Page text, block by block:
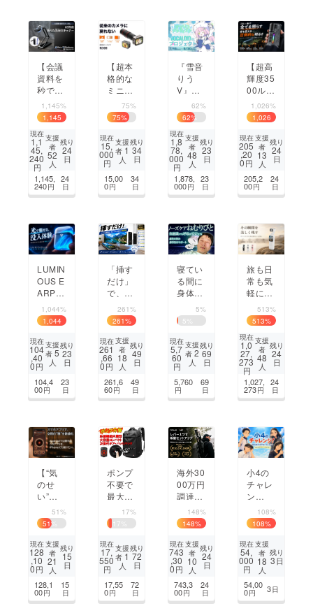
【会議
資料を
秒で
データ
化！】
A3対応
折りた
たみス
キャ
ナー
1,145%
1,145
%
現在
1,1
45,
240
円
支援
者
52
人
残り
24
日
1,145,
240円
24
日
【超本
格的な
ミニカ
メラ】
望遠
ズーム
レンズ
付属で
本格的
と撮影
距離を
75%
75%
現在
15,
000
円
支援
者1
人
残り
34
日
15,00
0円
34
日
『雪音
りう
V』ボ
カロ化
プロ
ジェク
ト
62%
62%
現在
1,8
78,
000
円
支援
者
48
人
残り
23
日
1,878,
000円
23
日
【超高
輝度35
00ルー
メン】
照射範
囲を自
由に調
整！圧
倒的に
LED懐
中電灯
1,026%
1,026
%
現在
205
,20
0円
支援
者
13
人
残り
24
日
205,2
00円
24
日
LUMIN
OUS E
ARPO
DS光
で魅せ
るイヤ
ホン、
新しい
音楽体
なたに!
1,044%
1,044
%
現在
104
,40
0円
支援
者5
人
残り
23
日
104,4
00円
23
日
「挿す
だけ」
で、テ
レビに
即投
影。 設
定・ア
プリ不
要。ま
世代ミ
ラーリ
261%
261%
現在
261
,66
0円
支援
者
18
人
残り
49
日
261,6
60円
49
日
寝てい
る間に
身体に
悪影響
を及ぼ
す「い
びき」
への対
策のご
ノーズ
ケアね
5%
5
現在
5,7
60
円
支援
者2
人
残り
69
日
5,760
円
69
日
旅も日
常も気
軽に残
せる4K
Vlogカ
メラ
【AUS
EK PO
CKE
T】
513%
513%
現在
1,0
27,
273
円
支援
者
48
人
残り
24
日
1,027,
273円
24
日
【“気
のせ
い”を
数値で
可視
化】空
間分析
アプリ
「す
チ」をi
Phone
51%
51%
現在
128
,10
0円
支援
者
21
人
残り
15
日
128,1
00円
15
日
ポンプ
不要で
最大60
L！出
張も旅
行もこ
れ一つ
で完結
する次
ア・
バック
17%
17
現在
17,
550
円
支援
者1
人
残り
72
日
17,55
0円
72
日
海外30
00万円
調達！
「脚も
水平も
一瞬」
超軽量
＆爆速
展開の
ン三脚
COMA
148%
148%
現在
743
,30
0円
支援
者
10
人
残り
24
日
743,3
00円
24
日
小4の
チャレ
ン
ジ！〜
命を助
けるお
手伝い
をした
い〜
108%
108%
現在
54,
000
円
支援
者
18
人
残り
3日
54,00
0円 3日